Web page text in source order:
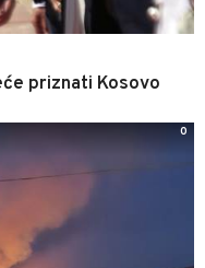
priznati Kosovo
0